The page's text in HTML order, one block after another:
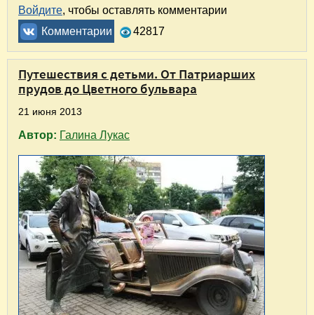
Войдите, чтобы оставлять комментарии
Комментарии
42817
Путешествия с детьми. От Патриарших
прудов до Цветного бульвара
21 июня 2013
Автор: Галина Лукас